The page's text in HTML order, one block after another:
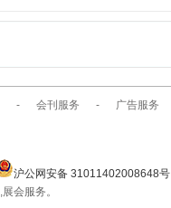
- 会刊服务 - 广告服务
沪公网安备 31011402008648号
会服务。